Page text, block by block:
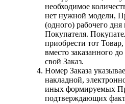
необходимое
нет нужной модели,
(одного) рабочего
Покупателя.
приобрести тот
вместо заказанного
свой Заказ.
Номер Заказа
накладной,
иных формируемых
подтверждающих